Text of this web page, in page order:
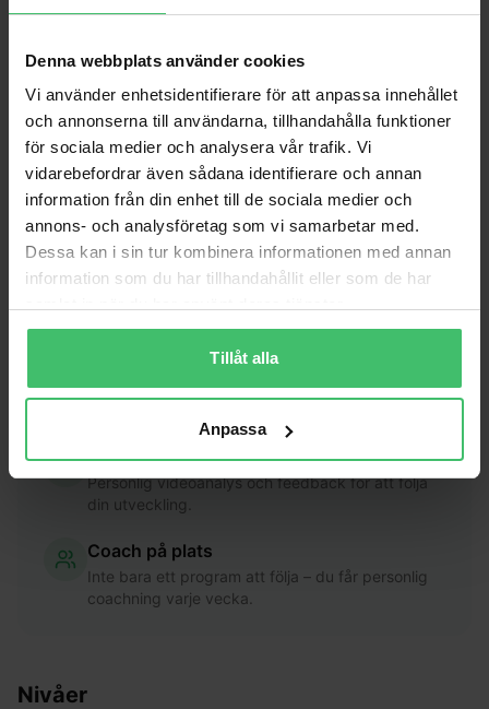
Denna webbplats använder cookies
Vi använder enhetsidentifierare för att anpassa innehållet
och annonserna till användarna, tillhandahålla funktioner
för sociala medier och analysera vår trafik. Vi
vidarebefordrar även sådana identifierare och annan
information från din enhet till de sociala medier och
annons- och analysföretag som vi samarbetar med.
Dessa kan i sin tur kombinera informationen med annan
information som du har tillhandahållit eller som de har
Tillåt alla
Anpassa
Varför VarjeSteg?
Smärtfri löpning
Lär dig en skonsam löpteknik som bygger upp
Videoanalys & feedback
Personlig videoanalys och feedback för att följa
din utveckling.
Coach på plats
Inte bara ett program att följa – du får personlig
coachning varje vecka.
Nivåer